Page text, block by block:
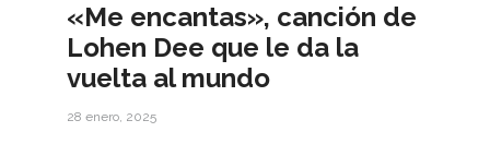
«Me encantas», canción de
Lohen Dee que le da la
vuelta al mundo
28 enero, 2025